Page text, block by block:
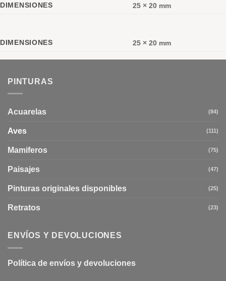
DIMENSIONES 25 × 20 mm
DIMENSIONES 25 × 20 mm
PINTURAS
Acuarelas (84)
Aves (111)
Mamiferos (75)
Paisajes (47)
Pinturas originales disponibles (25)
Retratos (23)
ENVÍOS Y DEVOLUCIONES
Política de envíos y devoluciones